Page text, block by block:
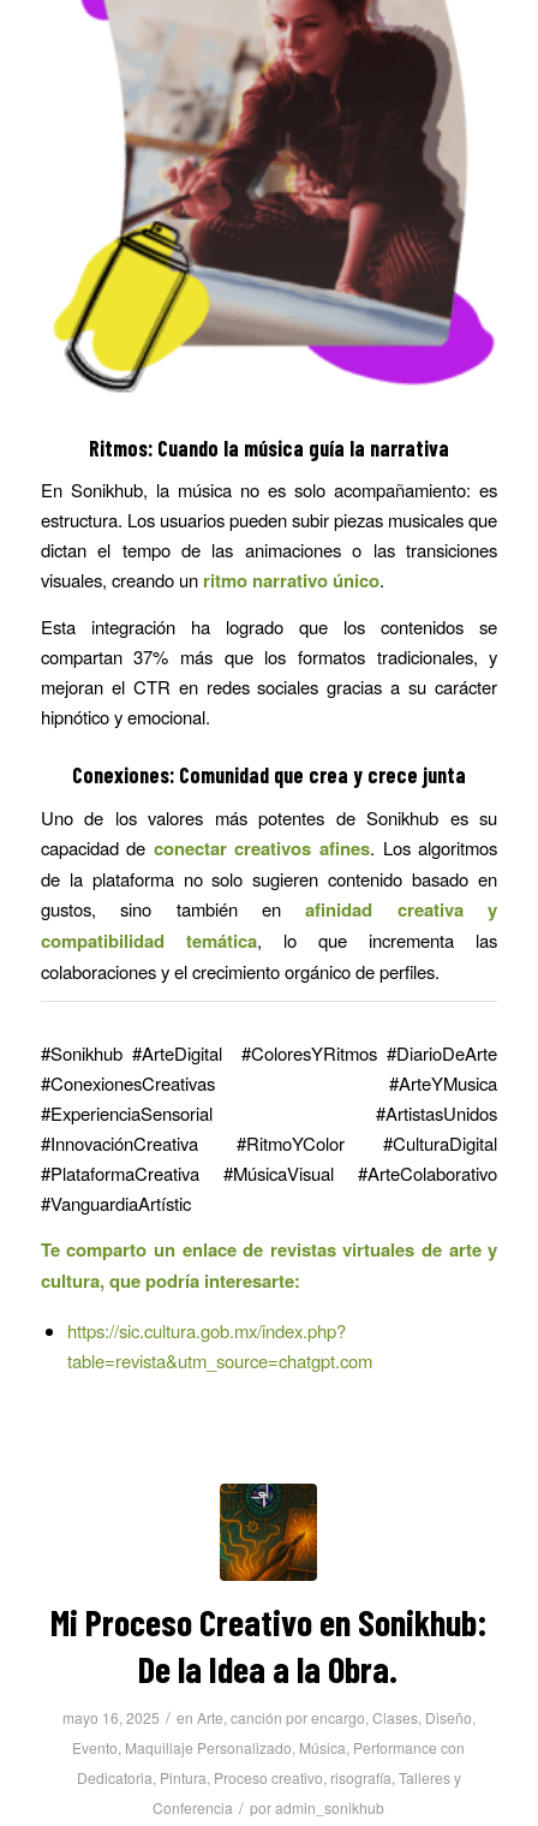
Ritmos: Cuando la música guía la narrativa
En Sonikhub, la música no es solo acompañamiento: es
estructura. Los usuarios pueden subir piezas musicales que
dictan el tempo de las animaciones o las transiciones
visuales, creando un ritmo narrativo único.
Esta integración ha logrado que los contenidos se
compartan 37% más que los formatos tradicionales, y
mejoran el CTR en redes sociales gracias a su carácter
hipnótico y emocional.
Conexiones: Comunidad que crea y crece junta
Uno de los valores más potentes de Sonikhub es su
capacidad de conectar creativos afines. Los algoritmos
de la plataforma no solo sugieren contenido basado en
gustos, sino también enafinidad creativa y
compatibilidad temática, lo que incrementa las
colaboraciones y el crecimiento orgánico de perfiles.
#Sonikhub #ArteDigital #ColoresYRitmos #DiarioDeArte
#ConexionesCreativas #ArteYMusica
#ExperienciaSensorial #ArtistasUnidos
#InnovaciónCreativa #RitmoYColor #CulturaDigital
#PlataformaCreativa #MúsicaVisual #ArteColaborativo
#VanguardiaArtístic
Te comparto un enlace de revistas virtuales de arte y
cultura, que podría interesarte:
https://sic.cultura.gob.mx/index.php?
table=revista&utm_source=chatgpt.com
Mi Proceso Creativo en Sonikhub:
De la Idea a la Obra.
mayo 16, 2025 / en Arte, canción por encargo, Clases, Diseño,
Evento, Maquillaje Personalizado, Música, Performance con
Dedicatoria, Pintura, Proceso creativo, risografía, Talleres y
Conferencia / poradmin_sonikhub